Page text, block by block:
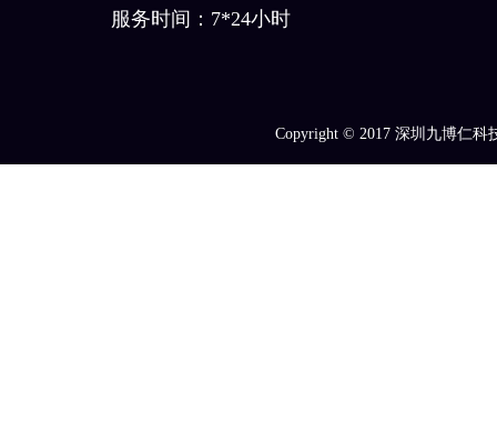
Copyright © 2017 深圳九博仁科
服务时间：7*24小时